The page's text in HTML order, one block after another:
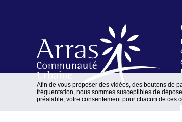
Afin de vous proposer des vidéos, des boutons de
fréquentation, nous sommes susceptibles de
préalable, votre consentement pour chacun de ces